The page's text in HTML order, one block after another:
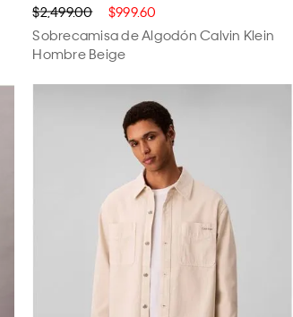
$2,499.00 $999.60
Sobrecamisa de Algodón Calvin Klein
Hombre Beige